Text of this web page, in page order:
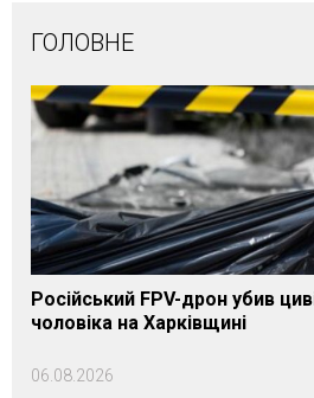
ГОЛОВНЕ
Російський FPV-дрон убив
чоловіка на Харківщині
06.08.2026